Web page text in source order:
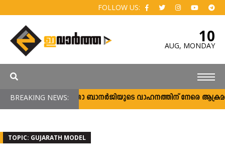
FOLLOW US:
10
AUG, MONDAY
BREAKING NEWS:മമതാ ബാനര്‍ജിയുടെ വാഹനത്തിന് നേരെ
TOPIC: GUJARATH MODEL